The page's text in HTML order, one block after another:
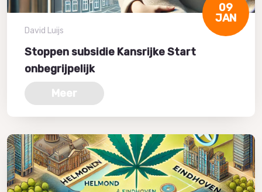
09
JAN
David Luijs
Stoppen subsidie Kansrijke Start
onbegrijpelijk
Meer